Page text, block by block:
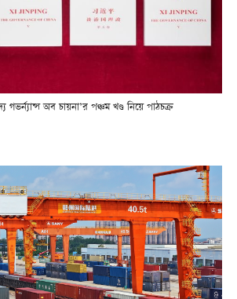
গভর্ন্যান্স অব চায়না’র পঞ্চম খণ্ড নিয়ে পাঠচক্র